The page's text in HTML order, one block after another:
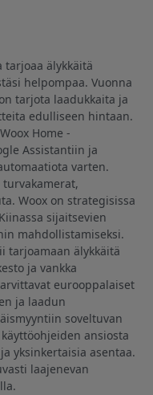
tarjoaa älykkäitä
helpompaa. Vuonna
tarjota laadukkaita ja
edulliseen hintaan.
Home -
Assistantiin ja
varten.
turvakamerat,
Woox on strategisissa
sijaitsevien
mahdollistamiseksi.
tarjoamaan älykkäitä
ja vankka
eurooppalaiset
ja laadun
soveltuvan
ansiosta
yksinkertaisia asentaa.
laajenevan